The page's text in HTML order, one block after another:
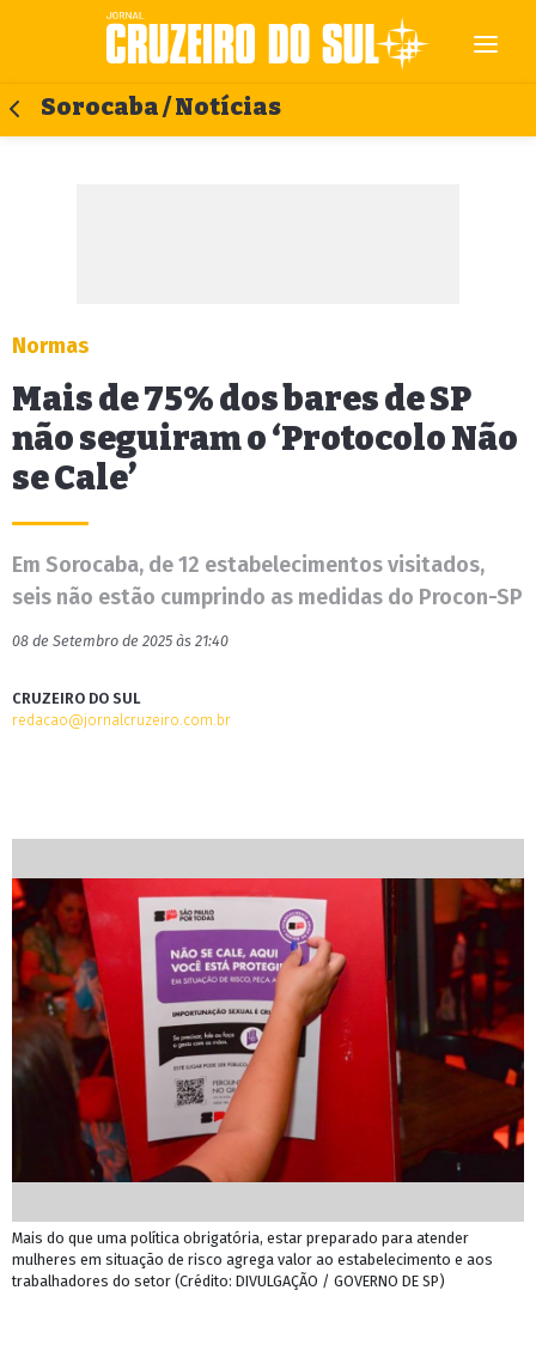
Sorocaba / Notícias
Normas
Mais de 75% dos bares de SP
não seguiram o ‘Protocolo Não
se Cale’
Em Sorocaba, de 12 estabelecimentos visitados,
seis não estão cumprindo as medidas do Procon-SP
08 de Setembro de 2025 às 21:40
CRUZEIRO DO SUL
redacao@jornalcruzeiro.com.br
Mais do que uma política obrigatória, estar preparado para atender
mulheres em situação de risco agrega valor ao estabelecimento e aos
trabalhadores do setor (Crédito: DIVULGAÇÃO / GOVERNO DE SP)